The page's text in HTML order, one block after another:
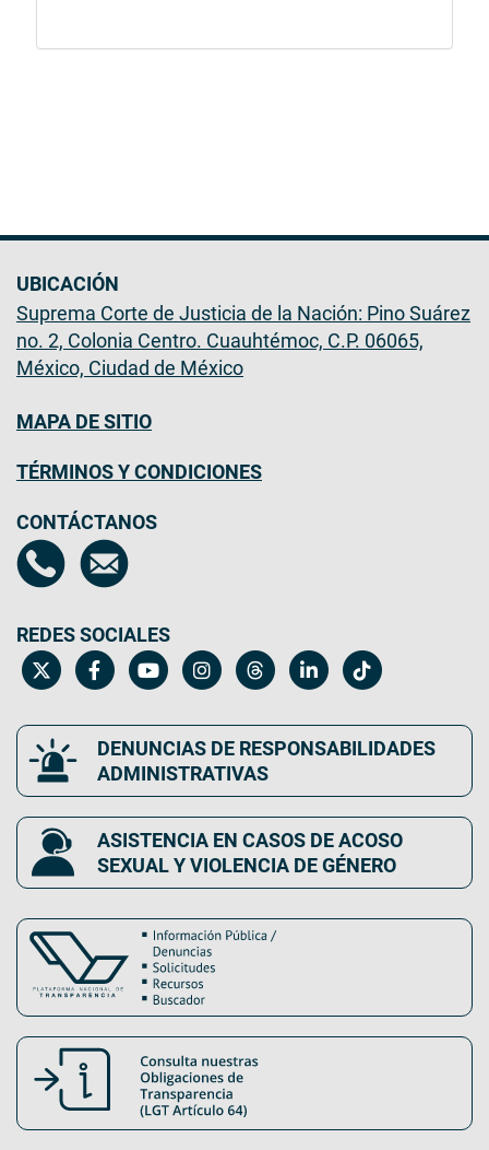
UBICACIÓN
Suprema Corte de Justicia de la Nación: Pino Suárez
no. 2, Colonia Centro. Cuauhtémoc, C.P. 06065,
México, Ciudad de México
MAPA DE SITIO
TÉRMINOS Y CONDICIONES
CONTÁCTANOS
REDES SOCIALES
DENUNCIAS DE RESPONSABILIDADES
ADMINISTRATIVAS
ASISTENCIA EN CASOS DE ACOSO
SEXUAL Y VIOLENCIA DE GÉNERO